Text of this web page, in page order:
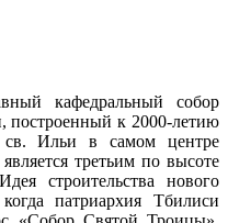
кафедральный собор
построенный к 2000-летию
св. Ильи в самом центре
третьим по высоте
строительства нового
патриархия Тбилиси